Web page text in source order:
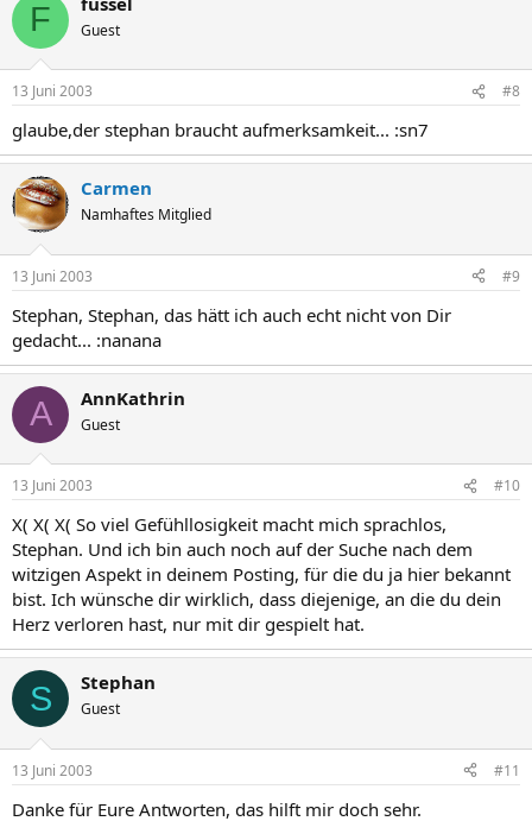
F Guest
13 Juni 2003 #8
glaube,der stephan braucht aufmerksamkeit... :sn7
Carmen
Namhaftes Mitglied
13 Juni 2003 #9
Stephan, Stephan, das hätt ich auch echt nicht von Dir
gedacht... :nanana
A AnnKathrin
Guest
13 Juni 2003 #10
X( X( X( So viel Gefühllosigkeit macht mich sprachlos,
Stephan. Und ich bin auch noch auf der Suche nach dem
witzigen Aspekt in deinem Posting, für die du ja hier bekannt
bist. Ich wünsche dir wirklich, dass diejenige, an die du dein
Herz verloren hast, nur mit dir gespielt hat.
S Stephan
Guest
13 Juni 2003 #11
Danke für Eure Antworten, das hilft mir doch sehr.